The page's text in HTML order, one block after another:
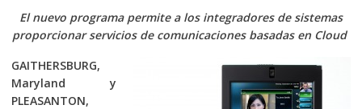
El nuevo programa permite a los integradores de sistemas
proporcionar servicios de comunicaciones basadas en Cloud
GAITHERSBURG,
Maryland y
PLEASANTON,